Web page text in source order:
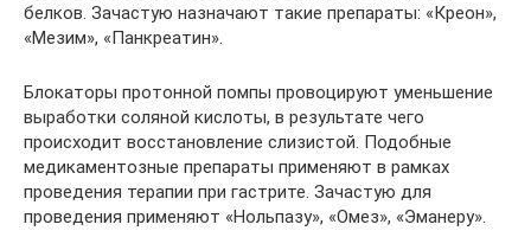
белков. Зачастую назначают такие препараты: «Креон»,
«Мезим», «Панкреатин».
Блокаторы протонной помпы провоцируют уменьшение
выработки соляной кислоты, в результате чего
происходит восстановление слизистой. Подобные
медикаментозные препараты применяют в рамках
проведения терапии при гастрите. Зачастую для
проведения применяют «Нольпазу», «Омез», «Эманеру».